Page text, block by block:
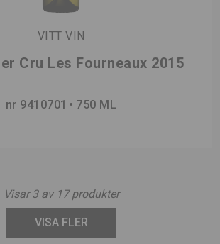
VITT VIN
Cru Les Fourneaux 2015
nr 9410701 750 ML
Visar3av 17produkter
VISA FLER